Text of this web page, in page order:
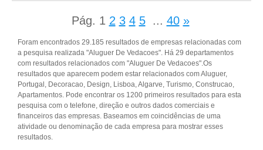
Pág. 1 2 3 4 5 ... 40 »
Foram encontrados 29.185 resultados de empresas relacionadas com
a pesquisa realizada "Aluguer De Vedacoes". Há 29 departamentos
com resultados relacionados com "Aluguer De Vedacoes".Os
resultados que aparecem podem estar relacionados com Aluguer,
Portugal, Decoracao, Design, Lisboa, Algarve, Turismo, Construcao,
Apartamentos. Pode encontrar os 1200 primeiros resultados para esta
pesquisa com o telefone, direção e outros dados comerciais e
financeiros das empresas. Baseamos em coincidências de uma
atividade ou denominação de cada empresa para mostrar esses
resultados.